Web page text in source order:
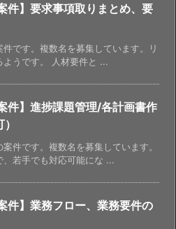
件】要求事項取りまとめ、要
件です。複数名を募集しています。リ
ようです。 人材要件と ...
件】進捗課題管理/各計画書作
件です。複数名を募集しています。
、若手でも対応可能にな ...
件】業務フロー、業務要件の